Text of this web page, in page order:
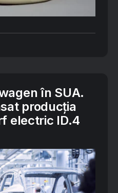
în SUA.
producția
electric ID.4